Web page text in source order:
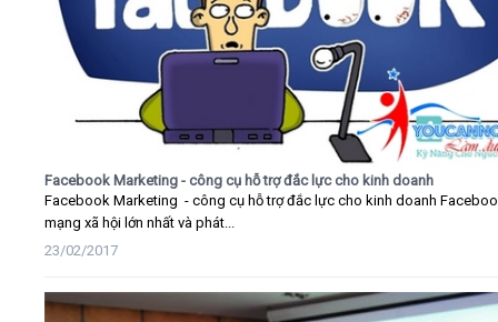
Facebook Marketing - công cụ hỗ trợ đắc lực cho kinh doanh
Facebook Marketing - công cụ hỗ trợ đắc lực cho kinh doanh
mạng xã hội lớn nhất và phát...
23/02/2017